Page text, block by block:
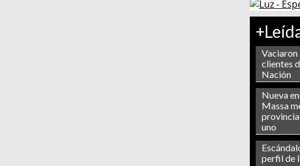
Vaciaron
clientes
Nación
Nueva
Massa
uno
perfil de